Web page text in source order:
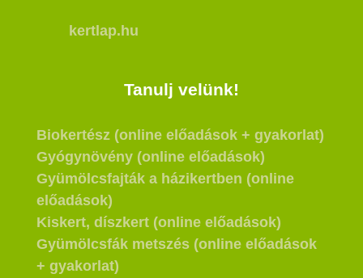
kertlap.hu
Tanulj velünk!
Biokertész (online előadások + gyakorlat)
Gyógynövény (online előadások)
Gyümölcsfajták a házikertben (online
előadások)
Kiskert, díszkert (online előadások)
Gyümölcsfák metszés (online előadások
+ gyakorlat)